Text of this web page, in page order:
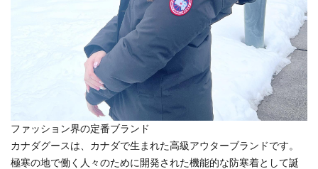
ファッション界の定番ブランド
カナダグースは、カナダで生まれた高級アウターブランドです。
極寒の地で働く人々のために開発された機能的な防寒着として誕